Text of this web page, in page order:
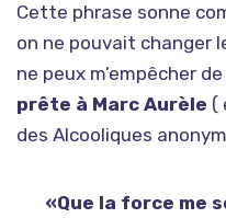
Cette phrase sonne
on ne pouvait changer
ne peux m’empêcher de
prête à Marc Aurèle (
des Alcooliques
«Que la force me